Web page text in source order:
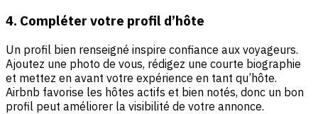
4. Compléter votre profil d’hôte
Un profil bien renseigné inspire confiance aux voyageurs.
Ajoutez une photo de vous, rédigez une courte biographie
et mettez en avant votre expérience en tant qu’hôte.
Airbnb favorise les hôtes actifs et bien notés, donc un bon
profil peut améliorer la visibilité de votre annonce.